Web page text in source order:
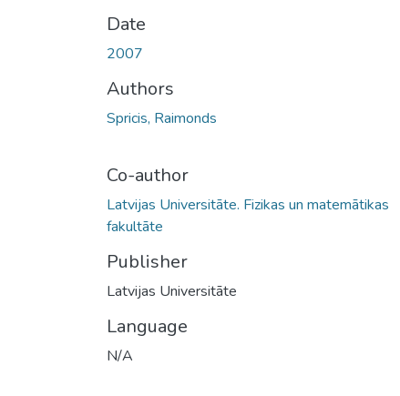
Date
2007
Authors
Spricis, Raimonds
Co-author
Latvijas Universitāte. Fizikas un matemātikas
fakultāte
Publisher
Latvijas Universitāte
Language
N/A